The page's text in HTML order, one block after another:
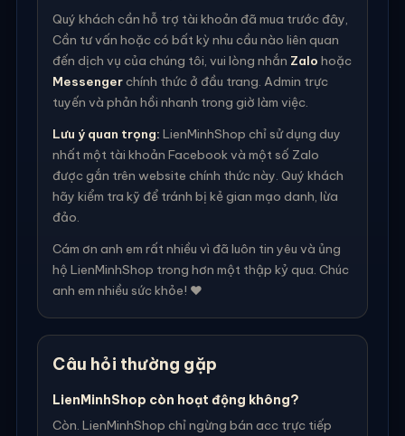
Quý khách cần hỗ trợ tài khoản đã mua trước đây,
Cần tư vấn hoặc có bất kỳ nhu cầu nào liên quan
đến dịch vụ của chúng tôi, vui lòng nhắn Zalo hoặc
Messengerchính thức ở đầu trang. Admin trực
tuyến và phản hồi nhanh trong giờ làm việc.
Lưu ý quan trọng: LienMinhShop chỉ sử dụng duy
nhất một tài khoản Facebook và một số Zalo
được gắn trên website chính thức này. Quý khách
hãy kiểm tra kỹ để tránh bị kẻ gian mạo danh, lừa
đảo.
Cám ơn anh em rất nhiều vì đã luôn tin yêu và ủng
hộ LienMinhShop trong hơn một thập kỷ qua. Chúc
anh em nhiều sức khỏe! ❤️
Câu hỏi thường gặp
LienMinhShop còn hoạt động không?
Còn. LienMinhShop chỉ ngừng bán acc trực tiếp